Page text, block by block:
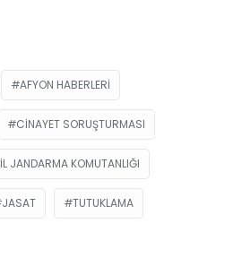
AFYON HABERLERI
CINAYET SORUŞTURMASI
İL JANDARMA KOMUTANLIĞI
JASAT TUTUKLAMA